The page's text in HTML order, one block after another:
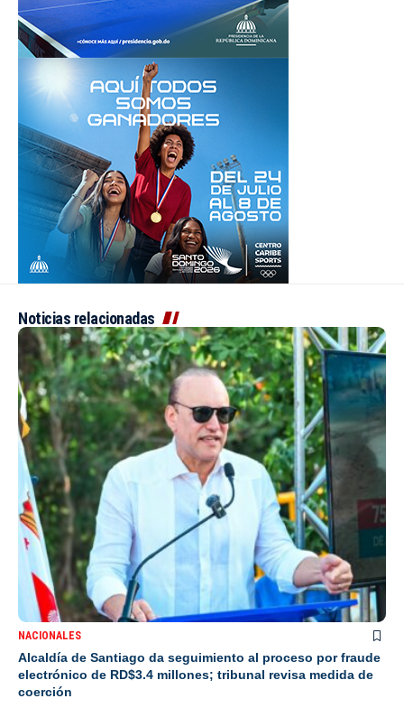
Noticias relacionadas
NACIONALES
Alcaldía de Santiago da seguimiento al proceso por fraude
electrónico de RD$3.4 millones; tribunal revisa medida de
coerción